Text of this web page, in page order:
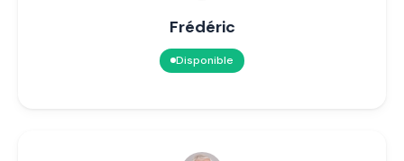
Frédéric
Disponible